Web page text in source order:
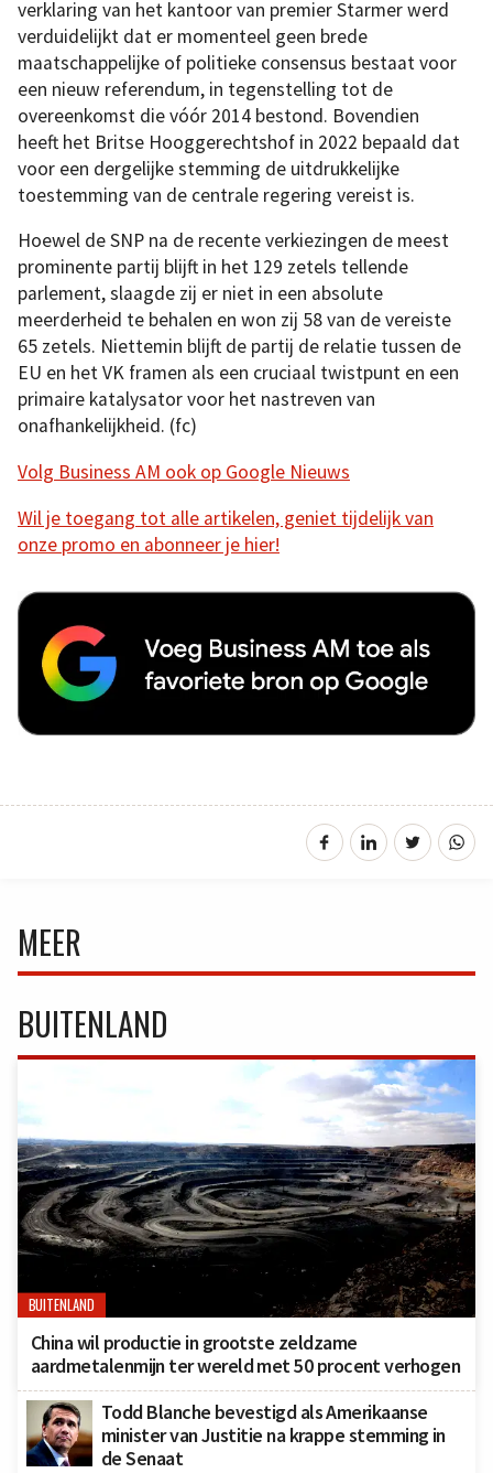
verklaring van het kantoor van premier Starmer werd
verduidelijkt dat er momenteel geen brede
maatschappelijke of politieke consensus bestaat voor
een nieuw referendum, in tegenstelling tot de
overeenkomst die vóór 2014 bestond. Bovendien
heeft het Britse Hooggerechtshof in 2022 bepaald dat
voor een dergelijke stemming de uitdrukkelijke
toestemming van de centrale regering vereist is.
Hoewel de SNP na de recente verkiezingen de meest
prominente partij blijft in het 129 zetels tellende
parlement, slaagde zij er niet in een absolute
meerderheid te behalen en won zij 58 van de vereiste
65 zetels. Niettemin blijft de partij de relatie tussen de
EU en het VK framen als een cruciaal twistpunt en een
primaire katalysator voor het nastreven van
onafhankelijkheid. (fc)
Volg Business AM ook op Google Nieuws
Wil je toegang tot alle artikelen, geniet tijdelijk van
onze promo en abonneer je hier!
MEER
BUITENLAND
BUITENLAND
China wil productie in grootste zeldzame
aardmetalenmijn ter wereld met 50 procent verhogen
Todd Blanche bevestigd als Amerikaanse
minister van Justitie na krappe stemming in
de Senaat